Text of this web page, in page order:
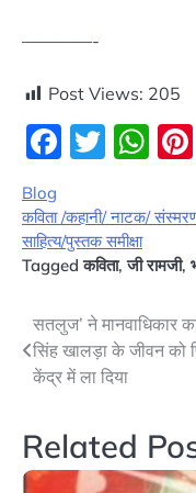
————-
Post Views: 205
Blog
कविता /कहानी/ नाटक/
साहित्य/पुस्तक समीक्षा
Taggedकविता,जी रामजी,
Post
navigation
सतलुज’ ने मानवाधिकार
सिंह खालड़ा के जीवन को
केंद्र में ला दिया
Related